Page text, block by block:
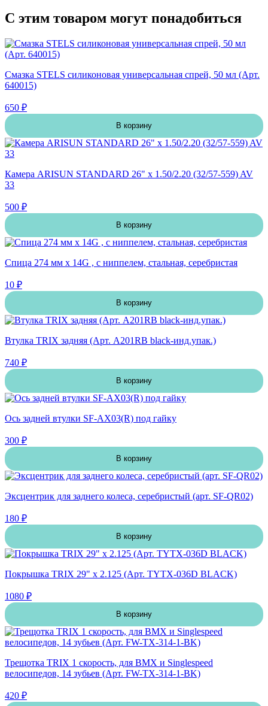
С этим товаром могут понадобиться
Смазка STELS силиконовая универсальная спрей, 50 мл (Арт.
640015)
650 ₽
В корзину
Камера ARISUN STANDARD 26" x 1.50/2.20 (32/57-559) AV
33
500 ₽
В корзину
Спица 274 мм x 14G , с ниппелем, стальная, серебристая
10 ₽
В корзину
Втулка TRIX задняя (Арт. A201RB black-инд.упак.)
740 ₽
В корзину
Ось задней втулки SF-AX03(R) под гайку
300 ₽
В корзину
Эксцентрик для заднего колеса, серебристый (арт. SF-QR02)
180 ₽
В корзину
Покрышка TRIX 29" х 2.125 (Арт. TYTX-036D BLACK)
1080 ₽
В корзину
Трещотка TRIX 1 скорость, для BMX и Singlespeed
велосипедов, 14 зубьев (Арт. FW-TX-314-1-BK)
420 ₽